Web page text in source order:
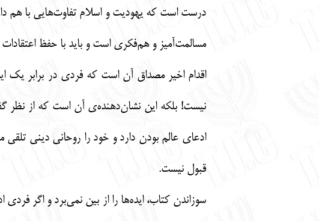
درست است که یهودیت و اسلام تفاوت‌هایی با هم
مسالمت‌آمیز و هم‌فکری است و باید با حفظ
اقدام اخیر مصداق آن است که فردی در برابر یک
نیست! بلکه این نشان‌دهنده‌ی آن است که از نظر
ادعای عالم بودن دارد و خود را روحانی دینی تلقی
قبول نیست.
سوزاندن کتاب، ایده‌ها را از بین نمی‌برد و اگر